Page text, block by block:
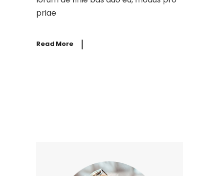
priae
Read More